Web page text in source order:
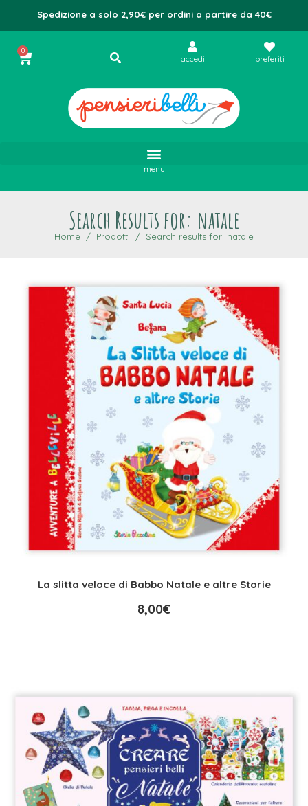
Spedizione a solo 2,90€ per ordini a partire da 40€
0
accedi preferiti
menu
Search Results for: natale
Home Prodotti Search results for: natale
La slitta veloce di Babbo Natale e altre Storie
8,00€